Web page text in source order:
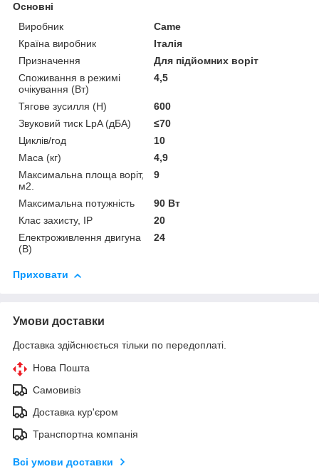
Основні
Виробник
Came
Країна виробник
Італія
Призначення
Для підйомних воріт
Споживання в режимі
очікування (Вт)
4,5
Тягове зусилля (Н)
600
Звуковий тиск LpA (дБА)
≤70
Циклів/год
10
Маса (кг)
4,9
Максимальна площа воріт,
м2.
9
Максимальна потужність
90 Вт
Клас захисту, IP
20
Електроживлення двигуна
(В)
24
Приховати
Умови доставки
Доставка здійснюється тільки по передоплаті.
Нова Пошта
Самовивіз
Доставка кур'єром
Транспортна компанія
Всі умови доставки